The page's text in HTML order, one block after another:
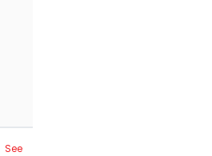
See